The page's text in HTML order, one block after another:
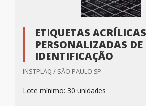
ETIQUETAS ACRÍLICAS
PERSONALIZADAS DE
IDENTIFICAÇÃO
INSTPLAQ / SÃO PAULO SP
Lote mínimo: 30 unidades